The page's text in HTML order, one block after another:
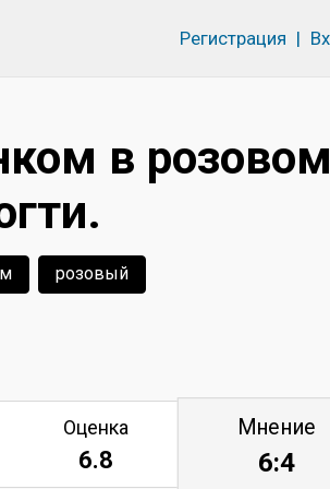
Регистрация |
в розовом
розовый
Оценка
6.8
Мнение
6:4